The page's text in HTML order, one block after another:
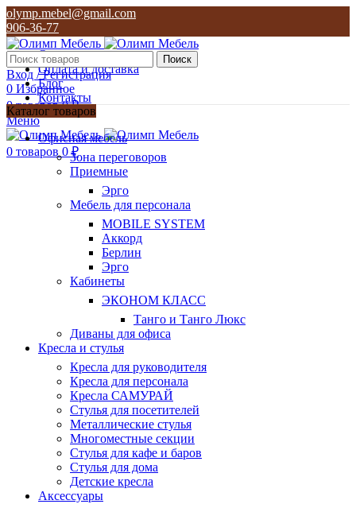
olymp.mebel@gmail.com
906-36-77
О нас
Оплата и доставка
Блог
Контакты
906-36-77
Поиск
Вход / Регистрация
0 Избранное
0товаров 0₽
Меню
0 товаров 0₽
Каталог товаров
Офисная мебель
Зона переговоров
Приемные
Эрго
Мебель для персонала
MOBILE SYSTEM
Аккорд
Берлин
Эрго
Кабинеты
ЭКОНОМ КЛАСС
Танго и Танго Люкс
Диваны для офиса
Кресла и стулья
Кресла для руководителя
Кресла для персонала
Кресла САМУРАЙ
Стулья для посетителей
Металлические стулья
Многоместные секции
Стулья для кафе и баров
Стулья для дома
Детские кресла
Аксессуары